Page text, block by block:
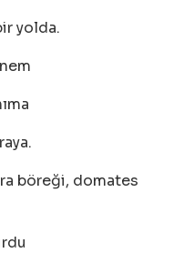
yolda.
böreği, domates